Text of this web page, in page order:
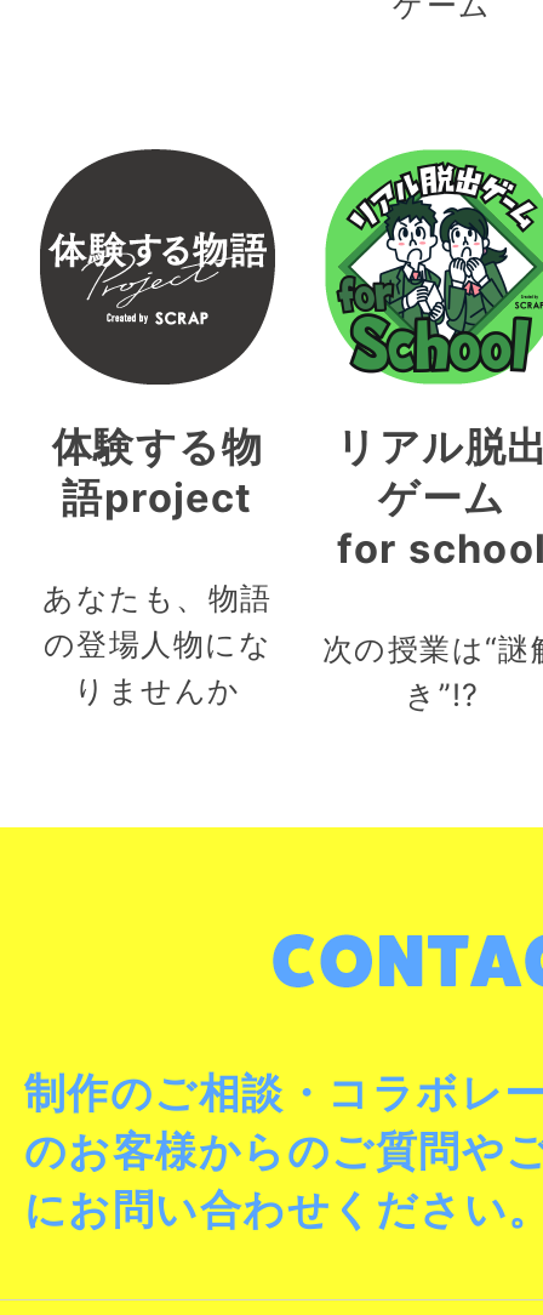
体験する物
語project
あなたも、物語
の登場人物にな
りませんか
リアル脱
ゲーム
for
次の授業は“謎
き”!?
制作のご相談・コラボレ
のお客様からのご質問や
にお問い合わせください